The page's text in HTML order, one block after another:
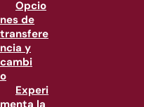
Opcio
nes de
transfere
ncia y
cambi
o
Experi
menta la